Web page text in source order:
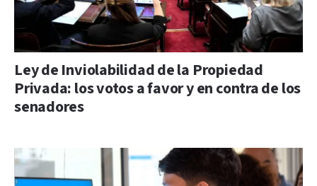
Ley de Inviolabilidad de la Propiedad
Privada: los votos a favor y en contra de los
senadores